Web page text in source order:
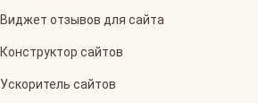
Виджет отзывов для сайта
Конструктор сайтов
Ускоритель сайтов